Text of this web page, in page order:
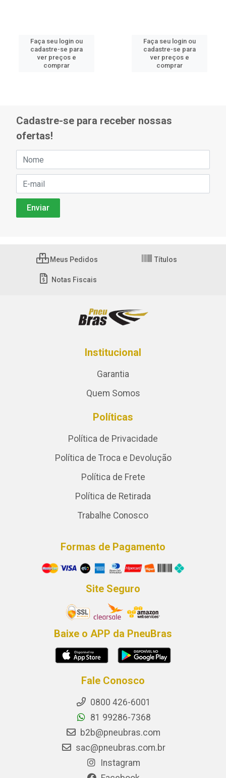
Faça seu login ou
cadastre-se para
ver preços e
comprar
Faça seu login ou
cadastre-se para
ver preços e
comprar
Cadastre-se para receber nossas
ofertas!
Meus Pedidos Títulos
Notas Fiscais
Institucional
Garantia
Quem Somos
Políticas
Política de Privacidade
Política de Troca e Devolução
Política de Frete
Política de Retirada
Trabalhe Conosco
Formas de Pagamento
Site Seguro
Baixe o APP da PneuBras
Fale Conosco
0800 426-6001
81 99286-7368
b2b@pneubras.com
sac@pneubras.com.br
Instagram